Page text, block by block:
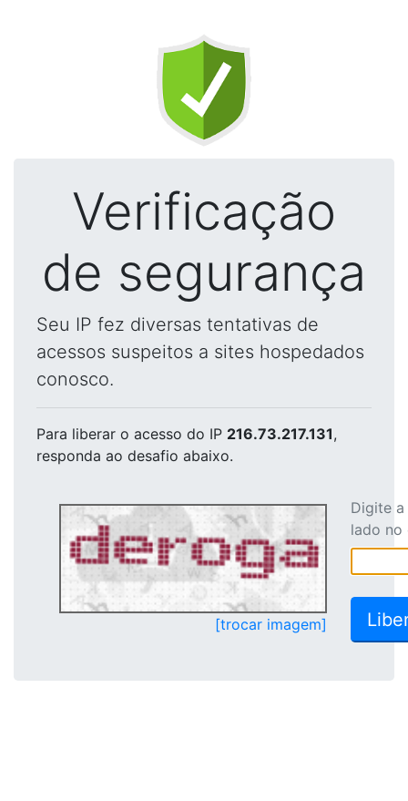
Verificação
de segurança
Seu IP fez diversas tentativas de
acessos suspeitos a sites hospedados
conosco.
Para liberar o acesso do IP 216.73.217.131,
responda ao desafio abaixo.
[trocar imagem]
Digite
lado no